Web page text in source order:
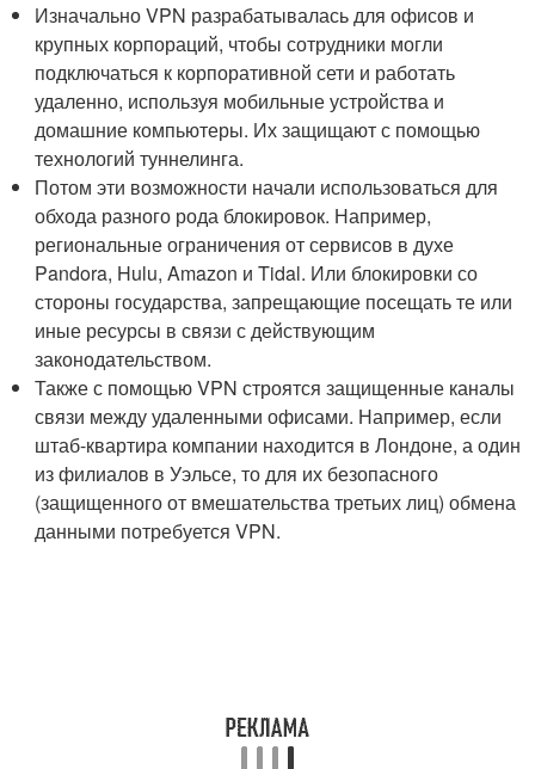
Изначально VPN разрабатывалась для офисов и
крупных корпораций, чтобы сотрудники могли
подключаться к корпоративной сети и работать
удаленно, используя мобильные устройства и
домашние компьютеры. Их защищают с помощью
технологий туннелинга.
Потом эти возможности начали использоваться для
обхода разного рода блокировок. Например,
региональные ограничения от сервисов в духе
Pandora, Hulu, Amazon и Tidal. Или блокировки со
стороны государства, запрещающие посещать те или
иные ресурсы в связи с действующим
законодательством.
Также с помощью VPN строятся защищенные каналы
связи между удаленными офисами. Например, если
штаб-квартира компании находится в Лондоне, а один
из филиалов в Уэльсе, то для их безопасного
(защищенного от вмешательства третьих лиц) обмена
данными потребуется VPN.